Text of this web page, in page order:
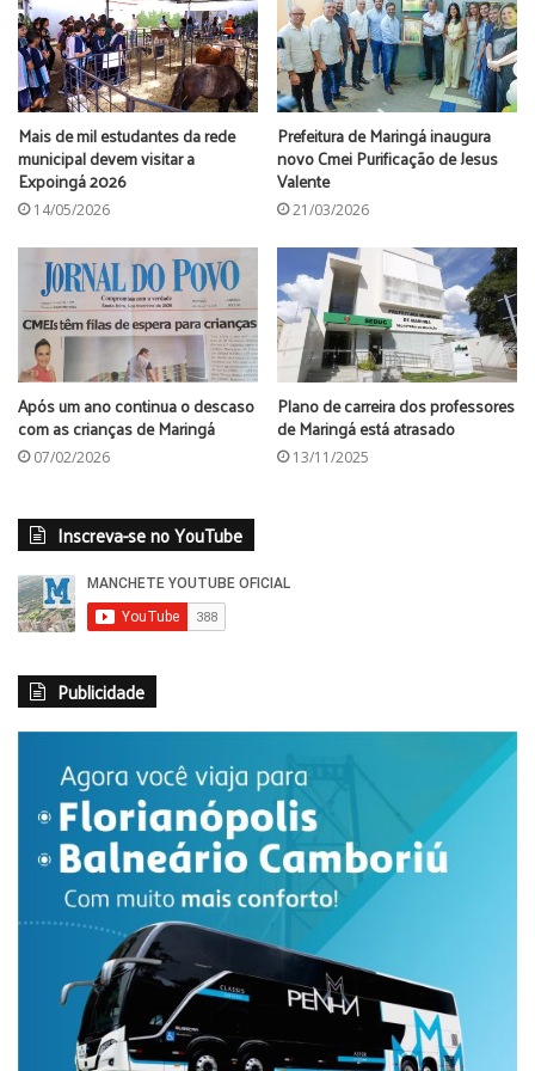
Mais de mil estudantes da rede
municipal devem visitar a
Expoingá 2026
14/05/2026
Prefeitura de Maringá inaugura
novo Cmei Purificação de Jesus
Valente
21/03/2026
Após um ano continua o descaso
com as crianças de Maringá
07/02/2026
Plano de carreira dos professores
de Maringá está atrasado
13/11/2025
Inscreva-se no YouTube
Publicidade